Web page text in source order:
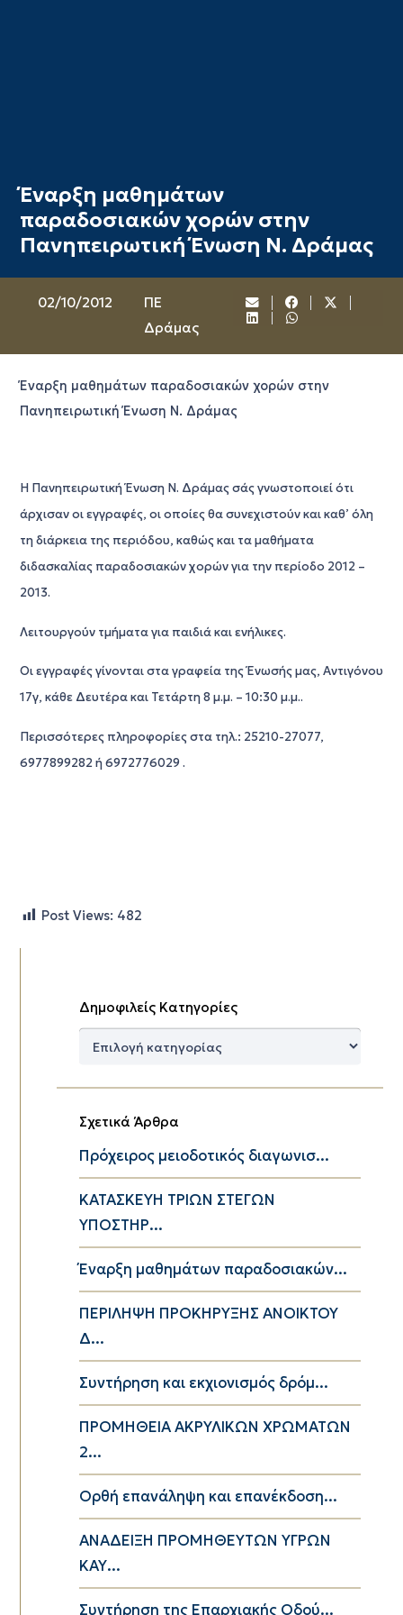
Έναρξη μαθημάτων
παραδοσιακών χορών στην
Πανηπειρωτική Ένωση Ν. Δράμας
02/10/2012
ΠΕ
Δράμας
Έναρξη μαθημάτων παραδοσιακών χορών στην
Πανηπειρωτική Ένωση Ν. Δράμας
Η Πανηπειρωτική Ένωση Ν. Δράμας σάς γνωστοποιεί ότι
άρχισαν οι εγγραφές, οι οποίες θα συνεχιστούν και καθ’ όλη
τη διάρκεια της περιόδου, καθώς και τα μαθήματα
διδασκαλίας παραδοσιακών χορών για την περίοδο 2012 –
2013.
Λειτουργούν τμήματα για παιδιά και ενήλικες.
Οι εγγραφές γίνονται στα γραφεία της Ένωσής μας, Αντιγόνου
17γ, κάθε Δευτέρα και Τετάρτη 8 μ.μ. – 10:30 μ.μ..
Περισσότερες πληροφορίες στα τηλ.: 25210-27077,
6977899282 ή 6972776029 .
Post Views: 482
Δημοφιλείς Κατηγορίες
Δημοφιλείς
Σχετικά Άρθρα
Πρόχειρος μειοδοτικός διαγωνισ...
ΚΑΤΑΣΚΕΥΗ ΤΡΙΩΝ ΣΤΕΓΩΝ
ΥΠΟΣΤΗΡ...
Έναρξη μαθημάτων παραδοσιακών...
ΠΕΡΙΛΗΨΗ ΠΡΟΚΗΡΥΞΗΣ ΑΝΟΙΚΤΟΥ
Δ...
Συντήρηση και εκχιονισμός δρόμ...
ΠΡΟΜΗΘΕΙΑ ΑΚΡΥΛΙΚΩΝ ΧΡΩΜΑΤΩΝ
2...
Ορθή επανάληψη και επανέκδοση...
ΑΝΑΔΕΙΞΗ ΠΡΟΜΗΘΕΥΤΩΝ ΥΓΡΩΝ
ΚΑΥ...
Συντήρηση της Επαρχιακής Οδού...